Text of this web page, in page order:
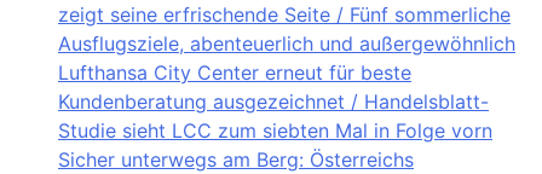
zeigt seine erfrischende Seite / Fünf sommerliche
Ausflugsziele, abenteuerlich und außergewöhnlich
Lufthansa City Center erneut für beste
Kundenberatung ausgezeichnet / Handelsblatt-
Studie sieht LCC zum siebten Mal in Folge vorn
Sicher unterwegs am Berg: Österreichs